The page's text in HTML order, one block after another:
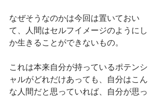
なぜそうなのかは今回は置いておい
て、人間はセルフイメージのようにし
か生きることができないもの。
これは本来自分が持っているポテンシ
ャルがどれだけあっても、自分はこん
な人間だと思っていれば、自分が思っ